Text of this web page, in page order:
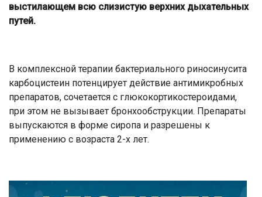
выстилающем всю слизистую верхних дыхательных
путей.
В комплексной терапии бактериального риносинусита
карбоцистеин потенцирует действие антимикробных
препаратов, сочетается с глюкокортикостероидами,
при этом не вызывает бронхообструкции. Препараты
выпускаются в форме сиропа и разрешены к
применению с возраста 2-х лет.